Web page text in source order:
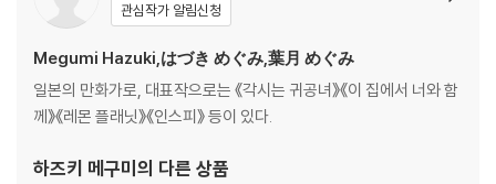
관심작가 알림신청
Megumi Hazuki,はづき めぐみ,葉月 めぐみ
일본의 만화가로, 대표작으로는 《각시는 귀공녀》《이 집에서 너와 함
께》《레몬 플래닛》《인스피》 등이 있다.
하즈키 메구미 의 다른 상품